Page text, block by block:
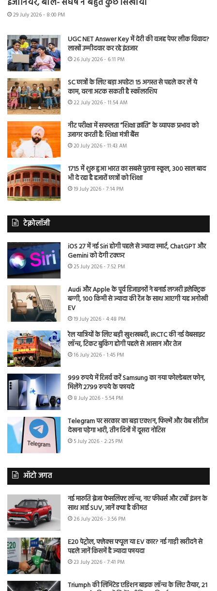
29 July 2026 - 8:00 PM
UGC NET Answer Key में देरी की वजह पेपर लीक विवाद?
लाखों उम्मीदवार कर रहे इंतजार
26 July 2026 - 6:11 PM
SC छात्रों के लिए बड़ा अपडेट! 15 अगस्त से पहले कर लें ये
काम, वरना अटक सकती है स्कॉलरशिप
22 July 2026 - 11:54 AM
नीट परीक्षा में सफलता “शिक्षा क्रांति” के व्यापक प्रभाव को
उजागर करती है: शिक्षा मंत्री बैंस
20 July 2026 - 11:43 AM
1715 में शुरू हुआ भारत का सबसे पुराना स्कूल, 300 साल बाद
भी दे रहा है हजारों छात्रों को शिक्षा
19 July 2026 - 7:14 PM
टेक्नोलॉजी
iOS 27 में नई Siri होगी पहले से ज्यादा स्मार्ट, ChatGPT और
Gemini को देगी टक्कर
25 July 2026 - 7:52 PM
Audi और Apple के पूर्व डिजाइनरों ने बनाई लग्जरी इलेक्ट्रिक
बग्गी, 100 किमी से ज्यादा की रेंज के साथ आएगी यह अनोखी
EV
19 July 2026 - 4:48 PM
रेल यात्रियों के लिए बड़ी खुशखबरी, IRCTC की नई वेबसाइट
लॉन्च, टिकट बुकिंग होगी पहले से आसान और तेज
16 July 2026 - 1:45 PM
999 रुपये में रिजर्व करें Samsung का नया फोल्डेबल फोन,
मिलेंगे 2799 रुपये के फायदे
8 July 2026 - 5:54 PM
Telegram पर सरकार का बड़ा एक्शन, फिल्में और वेब सीरीज
देखना पड़ेगा भारी, तीन दिनों में दूसरा नोटिस
5 July 2026 - 2:25 PM
ऑटो जगत
नई मारुति ब्रेजा फेसलिफ्ट लॉन्च, नए फीचर्स और टर्बो इंजन के
साथ आई SUV, जानें क्या है कीमत
26 July 2026 - 3:56 PM
E20 पेट्रोल, फ्लेक्स फ्यूल या EV कार? नई गाड़ी खरीदने से
पहले जानें किसमें है ज्यादा फायदा
23 July 2026 - 7:41 PM
Triumph की लिमिटेड एडिशन बाइक लॉन्च के लिए तैयार, 21